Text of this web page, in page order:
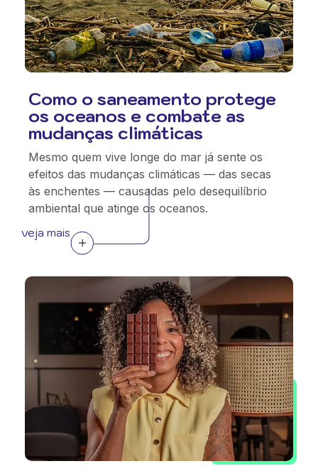
Como o saneamento protege
os oceanos e combate as
mudanças climáticas
Mesmo quem vive longe do mar já sente os
efeitos das mudanças climáticas — das secas
às enchentes — causadas pelo desequilíbrio
ambiental que atinge os oceanos.
veja mais